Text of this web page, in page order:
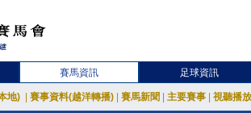
賽馬資訊 足球資訊
地) 賽事資料(越洋轉播) 賽馬新聞 主要賽事 視聽播